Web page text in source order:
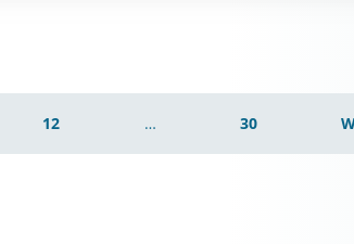
12 … 30